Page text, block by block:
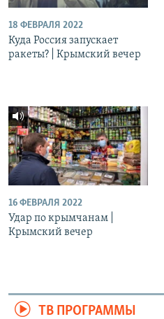
18 ФЕВРАЛЯ 2022
Куда Россия запускает
ракеты? | Крымский вечер
16 ФЕВРАЛЯ 2022
Удар по крымчанам |
Крымский вечер
ТВ ПРОГРАММЫ